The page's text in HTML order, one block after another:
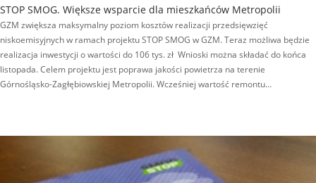
STOP SMOG. Większe wsparcie dla mieszkańców Metropolii
GZM zwiększa maksymalny poziom kosztów realizacji przedsięwzięć
niskoemisyjnych w ramach projektu STOP SMOG w GZM. Teraz możliwa będzie
realizacja inwestycji o wartości do 106 tys. zł Wnioski można składać do końca
listopada. Celem projektu jest poprawa jakości powietrza na terenie
Górnośląsko-Zagłębiowskiej Metropolii. Wcześniej wartość remontu…